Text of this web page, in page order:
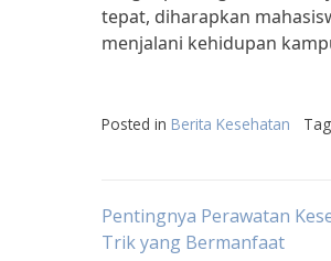
tepat, diharapkan
menjalani kehidupan
Posted in Berita Kesehatan
Post
Pentingnya Perawatan
Trik yang Bermanfaat